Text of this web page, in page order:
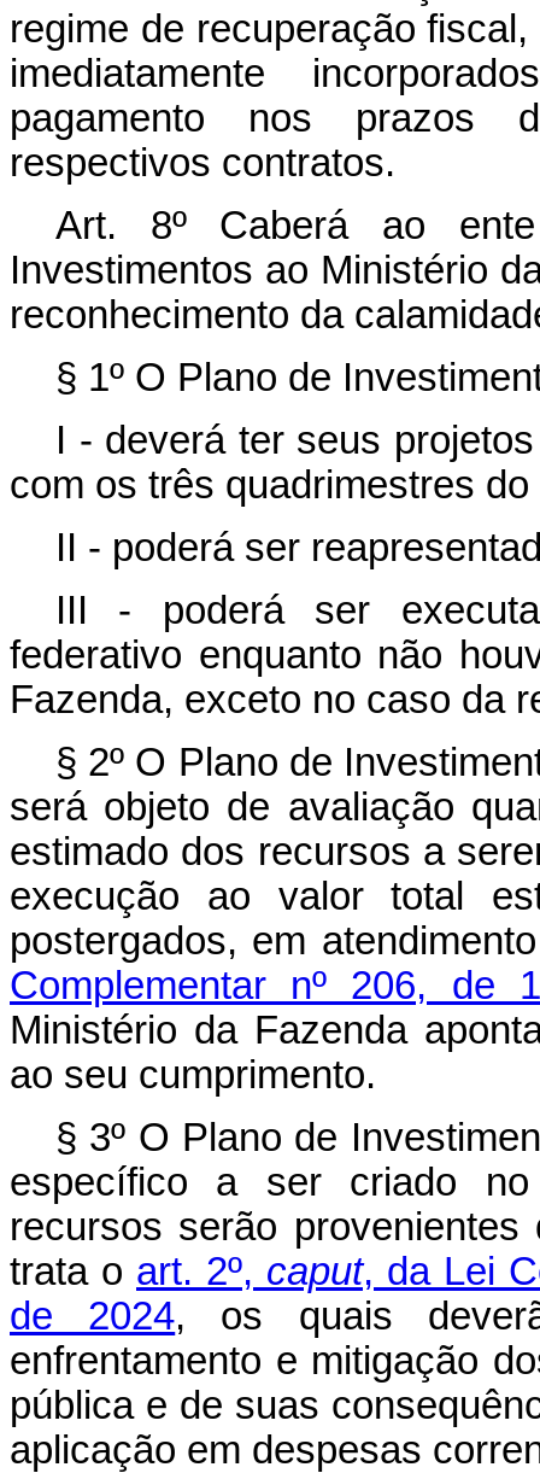
regime de recuperação
imediatamente
pagamento nos prazos
respectivos contratos.
Art. 8º Caberá ao
Investimentos ao Ministério
reconhecimento da
§ 1º O Plano de
I - deverá ter seus
com os três quadrimestres
II - poderá ser
III - poderá ser
federativo enquanto não
Fazenda, exceto no caso da
§ 2º O Plano de
será objeto de avaliação
estimado dos recursos a
execução ao valor total
postergados, em
Complementar nº 206, de
Ministério da Fazenda
ao seu cumprimento.
§ 3º O Plano de
específico a ser criado
recursos serão
trata o art. 2º, caput, da Lei
de 2024, os quais
enfrentamento e mitigação
pública e de suas
aplicação em despesas